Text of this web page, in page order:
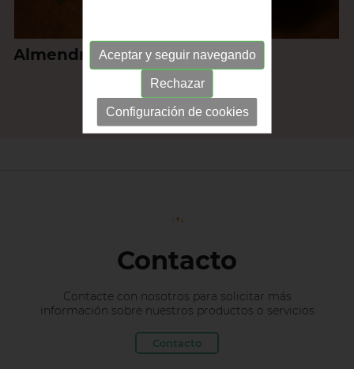
Almendras rellenas
Contacto
Contacte con nosotros para solicitar más
información sobre nuestros productos o servicios
Contacto
Aceptar y seguir navegando
Rechazar
Configuración de cookies